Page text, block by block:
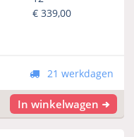
€339,00
21 werkdagen
In winkelwagen